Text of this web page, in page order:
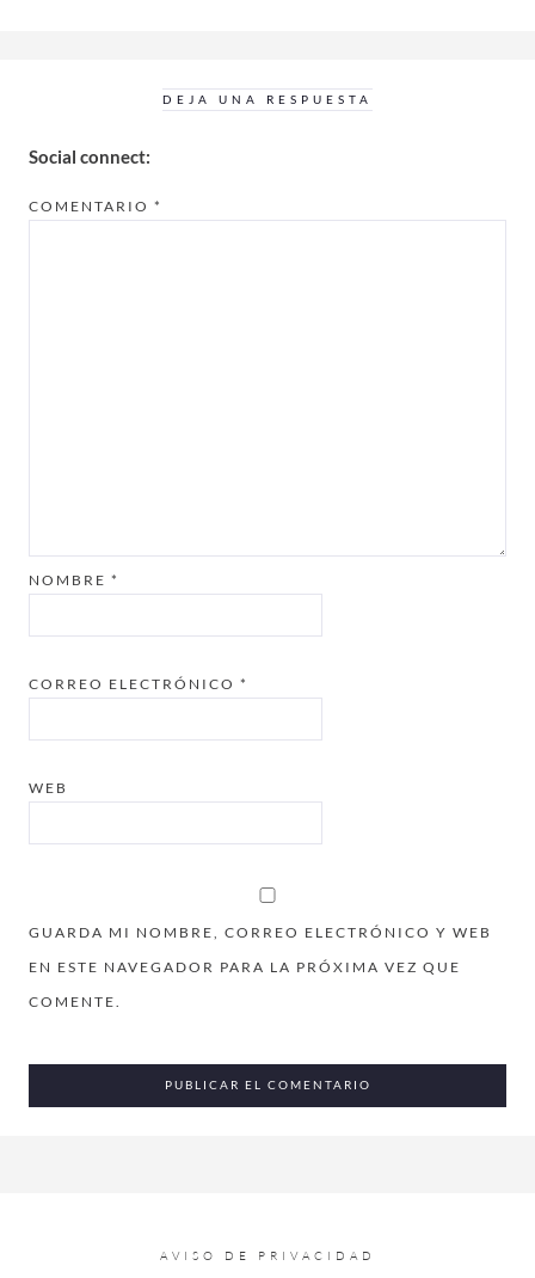
DEJA UNA RESPUESTA
Social connect:
COMENTARIO *
NOMBRE *
CORREO ELECTRÓNICO *
WEB
GUARDA MI NOMBRE, CORREO ELECTRÓNICO Y WEB
EN ESTE NAVEGADOR PARA LA PRÓXIMA VEZ QUE
COMENTE.
AVISO DE PRIVACIDAD